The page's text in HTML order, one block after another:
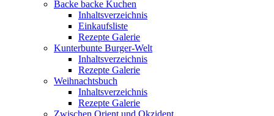
Backe backe Kuchen
Inhaltsverzeichnis
Einkaufsliste
Rezepte Galerie
Kunterbunte Burger-Welt
Inhaltsverzeichnis
Rezepte Galerie
Weihnachtsbuch
Inhaltsverzeichnis
Rezepte Galerie
Zwischen Orient und Okzident